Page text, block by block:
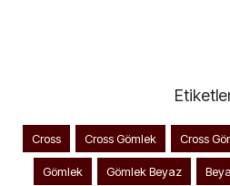
Cross Cross Gömlek Cross
Gömlek Gömlek Beyaz